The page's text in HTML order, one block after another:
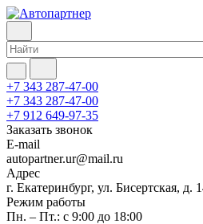
+7 343 287-47-00
+7 343 287-47-00
+7 912 649-97-35
Заказать звонок
E-mail
autopartner.ur@mail.ru
Адрес
г. Екатеринбург, ул. Бисертская, д.
Режим работы
Пн. – Пт.: с 9:00 до 18:00